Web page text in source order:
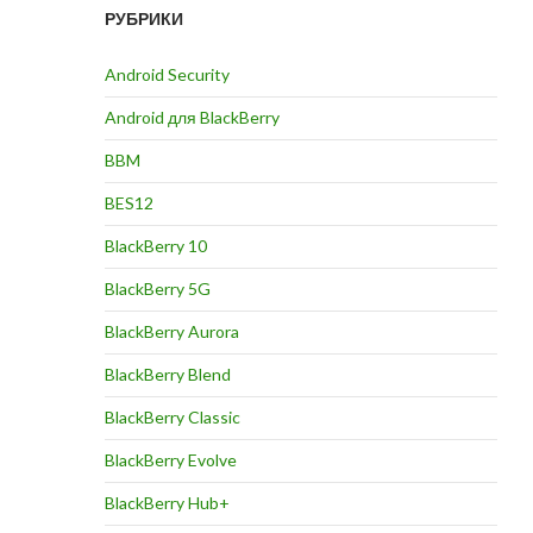
РУБРИКИ
Android Security
Android для BlackBerry
BBM
BES12
BlackBerry 10
BlackBerry 5G
BlackBerry Aurora
BlackBerry Blend
BlackBerry Classic
BlackBerry Evolve
BlackBerry Hub+